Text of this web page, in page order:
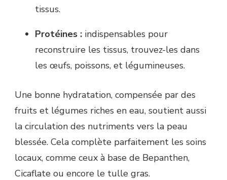
tissus.
Protéines : indispensables pour
reconstruire les tissus, trouvez-les dans
les œufs, poissons, et légumineuses.
Une bonne hydratation, compensée par des
fruits et légumes riches en eau, soutient aussi
la circulation des nutriments vers la peau
blessée. Cela complète parfaitement les soins
locaux, comme ceux à base de Bepanthen,
Cicaflate ou encore le tulle gras.